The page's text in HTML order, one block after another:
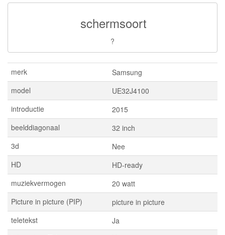
schermsoort
?
merk
Samsung
model
UE32J4100
introductie
2015
beelddiagonaal
32 inch
3d
Nee
HD
HD-ready
muziekvermogen
20 watt
Picture in picture (PIP)
picture in picture
teletekst
Ja